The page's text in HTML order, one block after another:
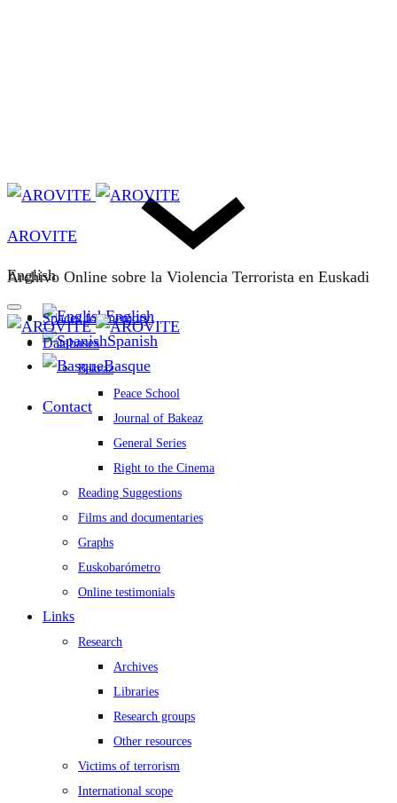
English
English
Spanish
Basque
Contact
AROVITE
Archivo Online sobre la Violencia Terrorista en Euskadi
Spaces for memory
Databases
Bakeaz
Peace School
Journal of Bakeaz
General Series
Right to the Cinema
Reading Suggestions
Films and documentaries
Graphs
Euskobarómetro
Online testimonials
Links
Research
Archives
Libraries
Research groups
Other resources
Victims of terrorism
International scope